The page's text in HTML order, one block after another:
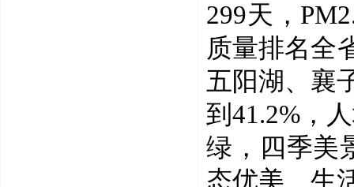
299天，
质量排名全
五阳湖、襄
到 41.2% ，
绿，四季美
态优美、 生